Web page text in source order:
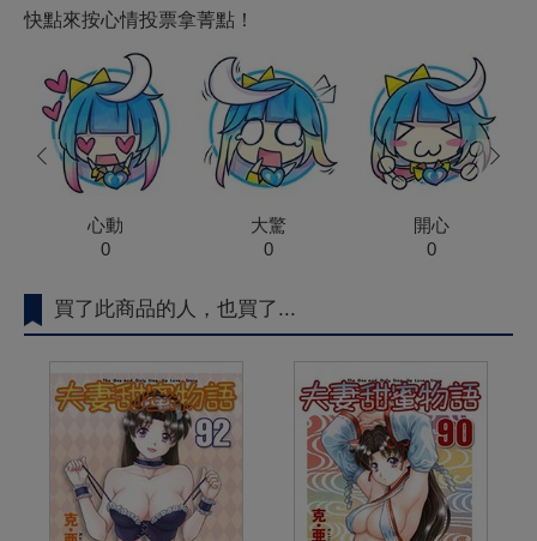
快點來按心情投票拿菁點！
心動
0
大驚
0
開心
0
prev next
買了此商品的人，也買了...